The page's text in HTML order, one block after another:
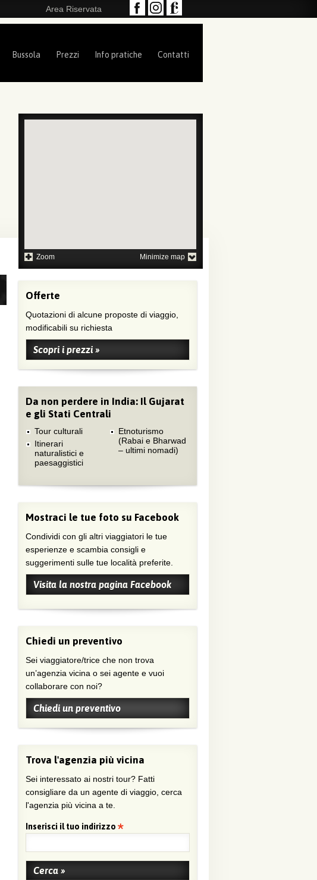
Area Riservata
Bussola Prezzi Info pratiche Contatti
Zoom Minimize map
Offerte
Quotazioni di alcune proposte di viaggio,
modificabili su richiesta
Scopri i prezzi »
Da non perdere in India: Il Gujarat
e gli Stati Centrali
Tour culturali
Itinerari
naturalistici e
paesaggistici
Etnoturismo
(Rabai e Bharwad
– ultimi nomadi)
Mostraci le tue foto su Facebook
Condividi con gli altri viaggiatori le tue
esperienze e scambia consigli e
suggerimenti sulle tue località preferite.
Visita la nostra pagina Facebook
Chiedi un preventivo
Sei viaggiatore/trice che non trova
un’agenzia vicina o sei agente e vuoi
collaborare con noi?
Chiedi un preventivo
Trova l'agenzia più vicina
Sei interessato ai nostri tour? Fatti
consigliare da un agente di viaggio, cerca
l'agenzia più vicina a te.
Inserisci il tuo indirizzo